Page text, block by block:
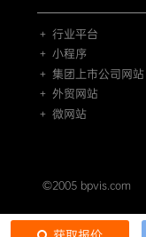
＋ 行业平台
＋ 小程序
＋ 集团上市公司网站
＋ 外贸网站
＋ 微网站
©2005 bpvis.com